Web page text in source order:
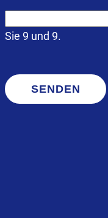
Sie 9 und 9.
SENDEN